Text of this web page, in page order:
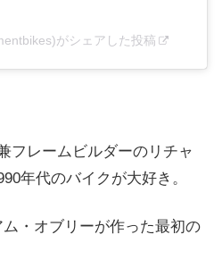
がシェアした投稿
フレームビルダーのリチャ
年代のバイクが大好き。
・オブリーが作った最初の